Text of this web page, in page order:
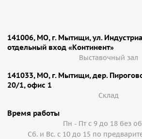
141006, МО, г. Мытищи, ул.
отдельный вход «Континент»
Выставочный зал
141033, МО, г. Мытищи, дер.
20/1, офис 1
Cклад
Время работы
Пн - Пт с 9 до 18 без
Сб. и Вс. с 10 до 15 по